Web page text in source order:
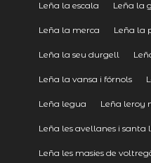
Leña la escala Leña la
Leña la merca Leña la
Leña la seu durgell
Leña la vansa i fórnols
Leña legua Leña leroy
Leña les avellanes i santa
Leña les masies de